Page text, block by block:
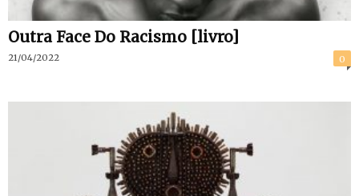
Outra Face Do Racismo [livro]
21/04/2022 0